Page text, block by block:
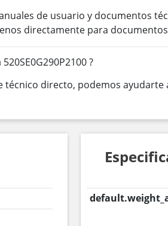
de usuario y documentos
directamente para
?
directo, podemos